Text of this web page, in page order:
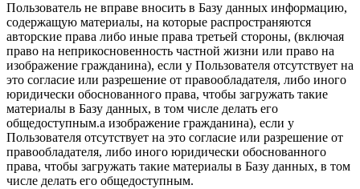
Пользователь не вправе вносить в Базу данных информацию,
содержащую материалы, на которые распространяются
авторские права либо иные права третьей стороны, (включая
право на неприкосновенность частной жизни или право на
изображение гражданина), если у Пользователя отсутствует на
это согласие или разрешение от правообладателя, либо иного
юридически обоснованного права, чтобы загружать такие
материалы в Базу данных, в том числе делать его
общедоступным.а изображение гражданина), если у
Пользователя отсутствует на это согласие или разрешение от
правообладателя, либо иного юридически обоснованного
права, чтобы загружать такие материалы в Базу данных, в том
числе делать его общедоступным.